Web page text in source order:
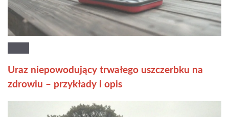
Uraz niepowodujący trwałego uszczerbku na
zdrowiu – przykłady i opis